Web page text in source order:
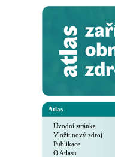
Atlas
Úvodní stránka
Vložit nový zdroj
Publikace
O Atlasu